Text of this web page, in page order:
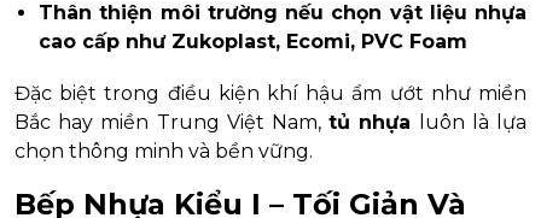
Thân thiện môi trường nếu chọn vật liệu nhựa
cao cấp như Zukoplast, Ecomi, PVC Foam
Đặc biệt trong điều kiện khí hậu ẩm ướt như miền
Bắc hay miền Trung Việt Nam,tủ nhựa luôn là lựa
chọn thông minh và bền vững.
Bếp Nhựa Kiểu I – Tối Giản Và